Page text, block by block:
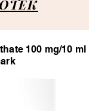
100 mg/10 ml